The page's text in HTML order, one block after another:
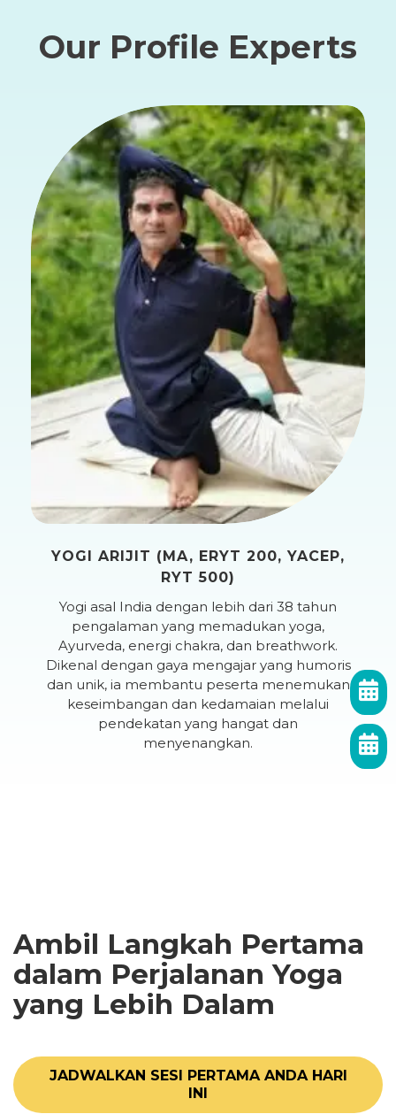
Our Profile Experts
YOGI ARIJIT (MA, ERYT 200, YACEP,
RYT 500)
Yogi asal India dengan lebih dari 38 tahun
pengalaman yang memadukan yoga,
Ayurveda, energi chakra, dan breathwork.
Dikenal dengan gaya mengajar yang humoris
dan unik, ia membantu peserta menemukan
keseimbangan dan kedamaian melalui
pendekatan yang hangat dan
menyenangkan.
Ambil Langkah Pertama
dalam Perjalanan Yoga
yang Lebih Dalam
JADWALKAN SESI PERTAMA ANDA HARI
INI